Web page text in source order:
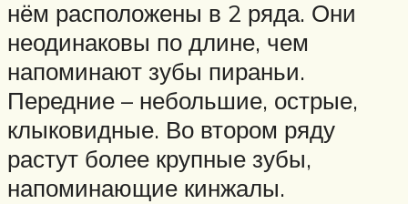
нём расположены в 2 ряда. Они
неодинаковы по длине, чем
напоминают зубы пираньи.
Передние – небольшие, острые,
клыковидные. Во втором ряду
растут более крупные зубы,
напоминающие кинжалы.